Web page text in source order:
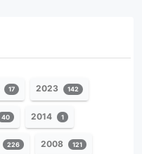
17 2023 142
40 2014 1
226 2008 121